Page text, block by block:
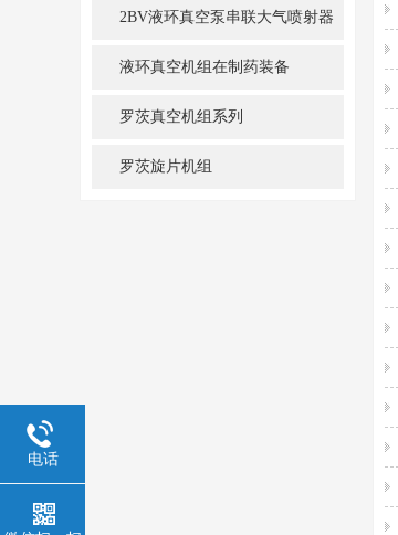
2BV液环真空泵串联大气喷射器
机组液环真空机组在制药装备
罗茨真空机组系列
罗茨旋片机组
电话